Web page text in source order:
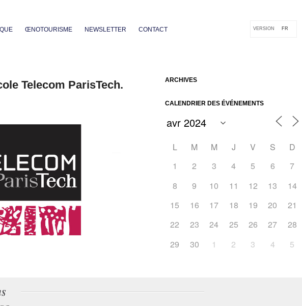
VERSION FR
ŒNOTOURISME NEWSLETTER CONTACT
Telecom ParisTech.
Office 365
ARCHIVES
CALENDRIER DES ÉVÉNEMENTS
L M M J V S
D
1
2 3 4 5 6
7
8
9 10 11 12 13
14
15
16 17 18 19 20
21
22
23 24 25 26 27
28
29
30 1 2 3 4 5